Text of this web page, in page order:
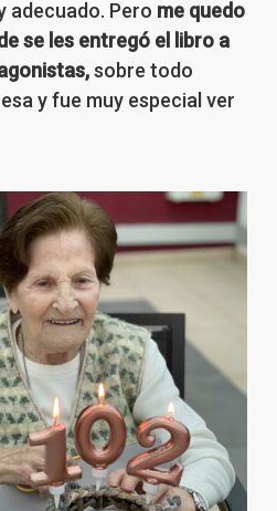
adecuado. Pero me quedo
se les entregó el libro a
sobre todo
y fue muy especial ver